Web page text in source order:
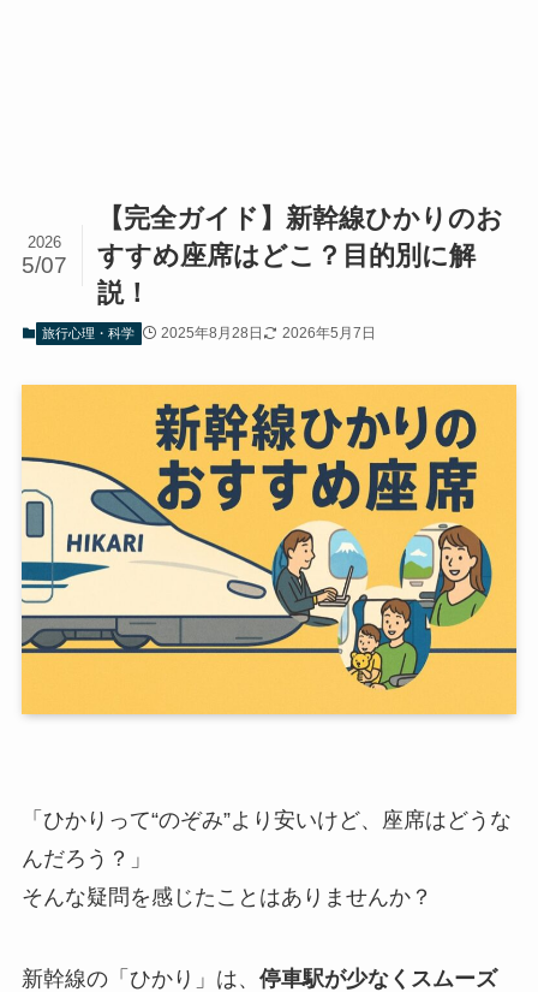
【完全ガイド】新幹線ひかりのお
すすめ座席はどこ？目的別に解
説！
2026
5/07
旅行心理・科学 2025年8月28日 2026年5月7日
「ひかりって“のぞみ”より安いけど、座席はどうな
んだろう？」
そんな疑問を感じたことはありませんか？
新幹線の「ひかり」は、 停車駅が少なくスムーズ